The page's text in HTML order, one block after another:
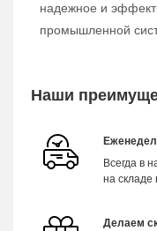
надежное и
промышленной
Наши
Всегда в
на складе
Делаем